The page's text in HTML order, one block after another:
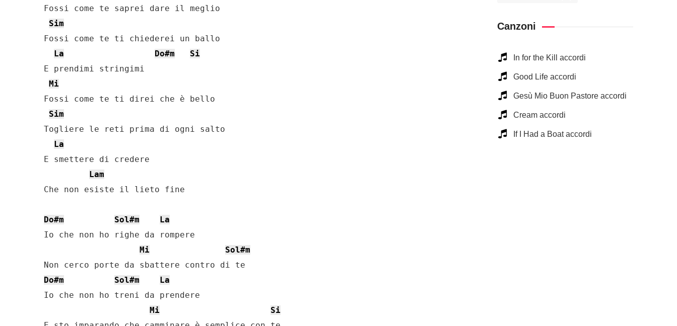
Fossi come te saprei dare il meglio
Sim
Fossi come te ti chiederei un ballo
La
Do#m
Si
E prendimi stringimi
Mi
Fossi come te ti direi che è bello
Sim
Togliere le reti prima di ogni salto
La
E smettere di credere
Lam
Che non esiste il lieto fine
Do#m Sol#m
La
Io che non ho righe da rompere
Mi
Sol#m
Do#m
Sol#m
La
Io che non ho treni da prendere
Mi
Si
Canzoni
In for the Kill accordi
Good Life accordi
Gesù Mio Buon Pastore accordi
Cream accordi
If I Had a Boat accordi